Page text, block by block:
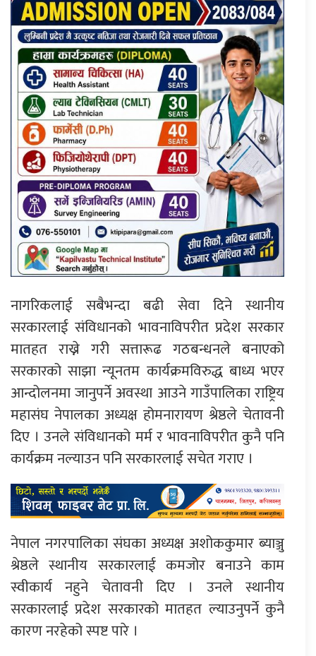
नागरिकलाई सबैभन्दा बढी सेवा दिने स्थानीय
सरकारलाई संविधानको भावनाविपरीत प्रदेश सरकार
मातहत राख्ने गरी सत्तारूढ गठबन्धनले बनाएको
सरकारको साझा न्यूनतम कार्यक्रमविरुद्ध बाध्य भएर
आन्दोलनमा जानुपर्ने अवस्था आउने गाउँपालिका राष्ट्रिय
महासंघ नेपालका अध्यक्ष होमनारायण श्रेष्ठले चेतावनी
दिए । उनले संविधानको मर्म र भावनाविपरीत कुनै पनि
कार्यक्रम नल्याउन पनि सरकारलाई सचेत गराए ।
नेपाल नगरपालिका संघका अध्यक्ष अशोककुमार ब्याञ्जु
श्रेष्ठले स्थानीय सरकारलाई कमजोर बनाउने काम
स्वीकार्य नहुने चेतावनी दिए । उनले स्थानीय
सरकारलाई प्रदेश सरकारको मातहत ल्याउनुपर्ने कुनै
कारण नरहेको स्पष्ट पारे ।